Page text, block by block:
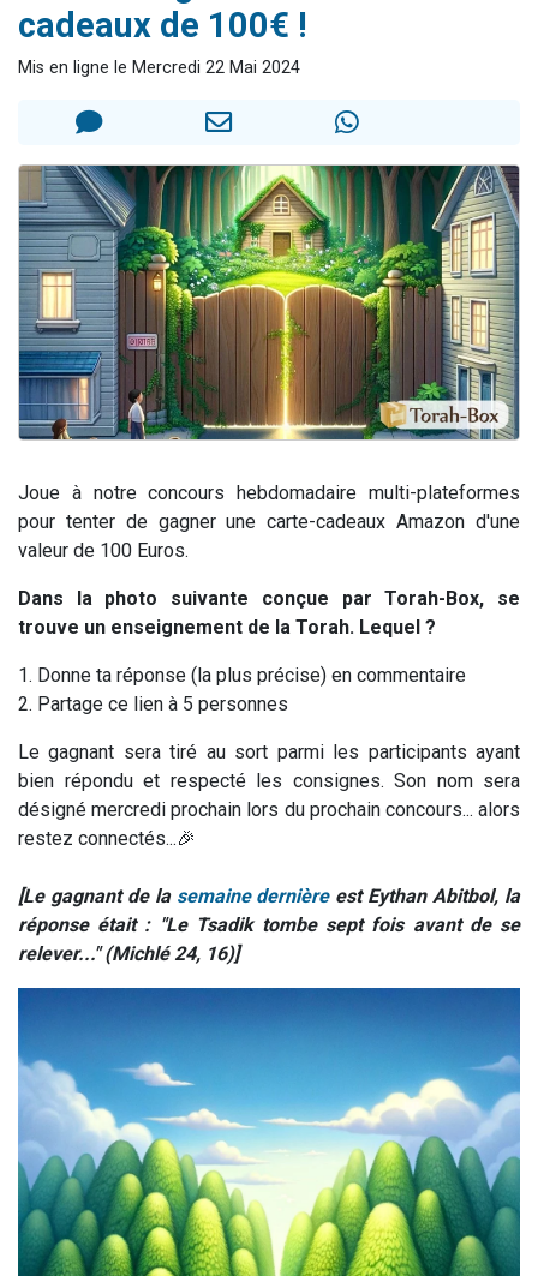
Il reste 49 places pour étudier en groupe sur Zoom
12 nouvelles musiques dans Torah-Box Music
2 personnes viennent de nous rejoindre sur WhatsApp
cadeaux de 100€ !
Mis en ligne le Mercredi 22 Mai 2024
Joue à notre concours hebdomadaire multi-plateformes
pour tenter de gagner une carte-cadeaux Amazon d'une
valeur de 100 Euros.
Dans la photo suivante conçue par Torah-Box, se
trouve un enseignement de la Torah. Lequel ?
1. Donne ta réponse (la plus précise) en commentaire
2. Partage ce lien à 5 personnes
Le gagnant sera tiré au sort parmi les participants ayant
bien répondu et respecté les consignes. Son nom sera
désigné mercredi prochain lors du prochain concours... alors
restez connectés...🎉
[Le gagnant de la semaine dernièreest Eythan Abitbol, la
réponse était : "Le Tsadik tombe sept fois avant de se
relever..." (Michlé 24, 16)]